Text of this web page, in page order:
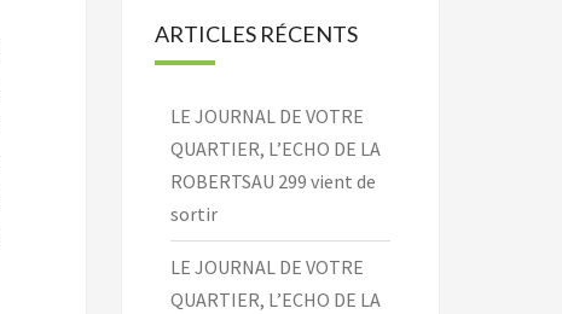
ARTICLES RÉCENTS
LE JOURNAL DE VOTRE
QUARTIER, L’ECHO DE LA
ROBERTSAU 299 vient de
sortir
LE JOURNAL DE VOTRE
QUARTIER, L’ECHO DE LA